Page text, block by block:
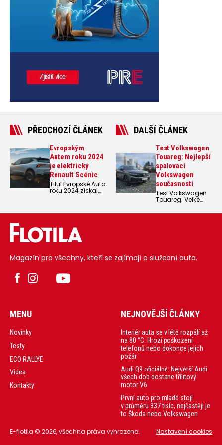
PŘEDCHOZÍ ČLÁNEK
Evropským
Autem roku 2024
je elektrický
Renault Scénic
Titul Evropské Auto
roku 2024 získal
DALŠÍ ČLÁNEK
Test Volkswagen
Touareg: Nejlepší
spalovací
Volkswagen
současnosti
Test Volkswagen
Touareg. Velké
šestiválcem pod
Volkswagen se
Magazín pro všechny, kteří se zajímají o služební auta.
MENU
Novinky
Testy
ECO RALLYE
Videa
Kontakty
NEJNOVĚJŠÍ ČLÁNKY
Interiér auta se v létě rozpálí až
na 80 °C. Hrozí poškození
telefonů nebo dokonce jejich
požár
Audi Q9 oficiálně: Největší Audi
všech dob dostane třílitový
motor V6
První auto pro mladé stojí
v průměru 337 tisíc, nejčastěji je
to Škoda nebo Volkswagen
E-flotila © 2026, všechna práva vyhrazena. Nastavení cookies